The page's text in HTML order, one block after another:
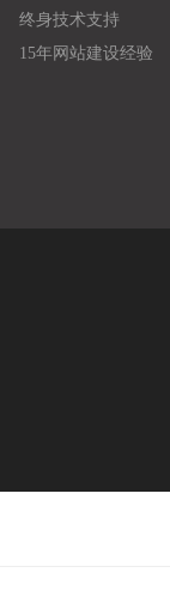
终身技术支持
15年网站建设经验